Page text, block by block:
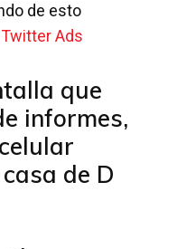
de esto
Ads
que
informes,
de D